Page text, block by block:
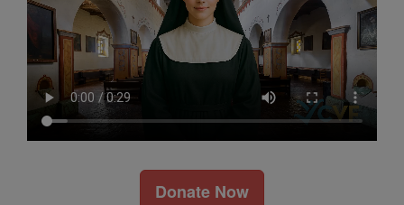
Donate Now